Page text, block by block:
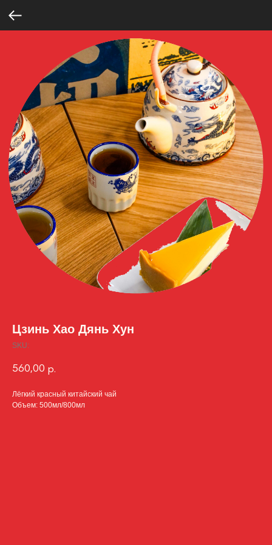
Цзинь Хао Дянь Хун
SKU:
560,00 р.
Лёгкий красный китайский чай
Объем: 500мл/800мл